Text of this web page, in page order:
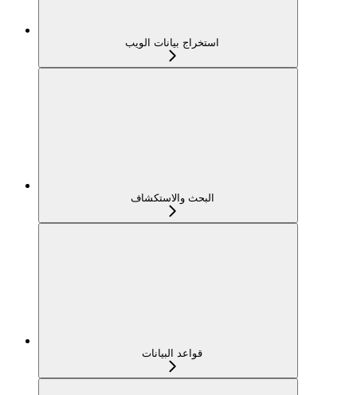
استخراج بيانات الويب
البحث والاستكشاف
قواعد البيانات